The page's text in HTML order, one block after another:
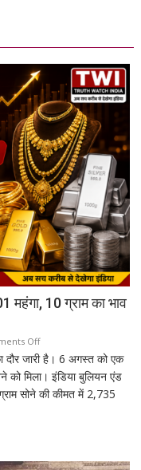
महंगा, 10 ग्राम का भाव
Offon
सोना-
चांदी
फिर
में
दौर जारी है। 6 अगस्त को एक
को मिला। इंडिया बुलियन एंड
सोने की कीमत में 2,735